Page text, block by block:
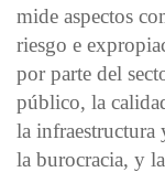
mide aspectos
riesgo e
por parte del
público, la
la infraestructura
la burocracia, y la